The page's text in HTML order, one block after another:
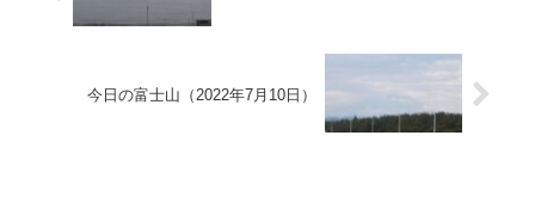
今日の富士山（2022年7月10日）